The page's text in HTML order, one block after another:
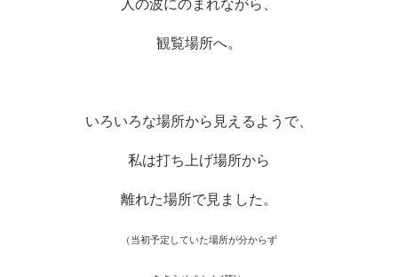
人の波にのまれながら、
観覧場所へ。
いろいろな場所から見えるようで、
私は打ち上げ場所から
離れた場所で見ました。
（当初予定していた場所が分からず